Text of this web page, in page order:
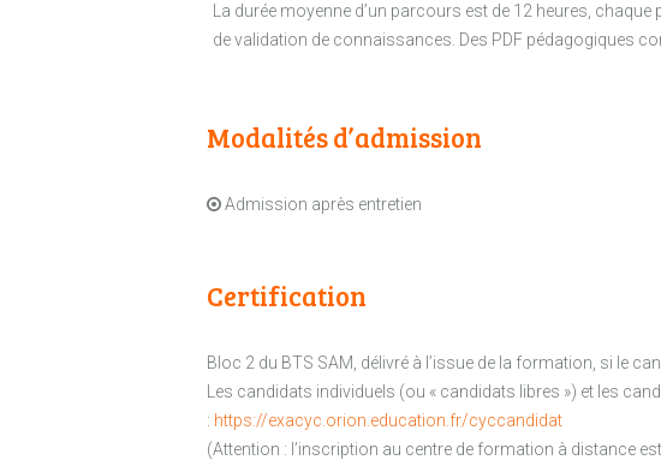
La durée moyenne d’un parcours est de 12 heures,
de validation de connaissances. Des PDF pédagogiques
Modalités d’admission
Admission après entretien
Certification
Bloc 2 du BTS SAM, délivré à l’issue de la formation, si le
Les candidats individuels (ou « candidats libres ») et les
: https://exacyc.orion.education.fr/cyccandidat
(Attention : l’inscription au centre de formation à distance